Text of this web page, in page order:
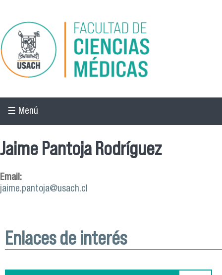
Pasar al contenido principal
☰ Menú
Jaime Pantoja Rodríguez
Email:
jaime.pantoja@usach.cl
Enlaces de interés